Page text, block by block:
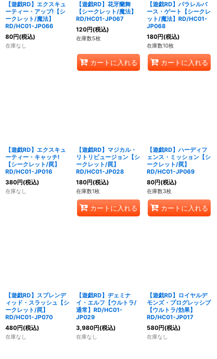
【遊戯RD】エクスキュ
ーティー・アップ!【シ
ークレット/魔法】
RD/HC01-JP066
80円(税込)
在庫なし
【遊戯RD】花牙蘭舞
【シークレット/魔法】
RD/HC01-JP067
120円(税込)
在庫数5枚
カートに入れる
【遊戯RD】パラレルバ
ース・ゲート【シークレ
ット/魔法】RD/HC01-
JP068
180円(税込)
在庫数10枚
カートに入れる
【遊戯RD】エクスキュ
ーティー・キャッチ!
【シークレット/罠】
RD/HC01-JP016
380円(税込)
在庫なし
【遊戯RD】マジカル・
リトリビュージョン【シ
ークレット/罠】
RD/HC01-JP028
180円(税込)
在庫数1枚
カートに入れる
【遊戯RD】ハーディフ
ェンス・ミッション【シ
ークレット/罠】
RD/HC01-JP069
80円(税込)
在庫数3枚
カートに入れる
【遊戯RD】スプレンデ
ィッド・スラッシュ【シ
ークレット/罠】
RD/HC01-JP070
480円(税込)
在庫なし
【遊戯RD】ヂェミナ
イ・エルフ【ウルトラ/
通常】RD/HC01-
JP029
3,980円(税込)
在庫なし
【遊戯RD】ロイヤルデ
モンズ・プログレッシブ
【ウルトラ/効果】
RD/HC01-JP017
580円(税込)
在庫なし